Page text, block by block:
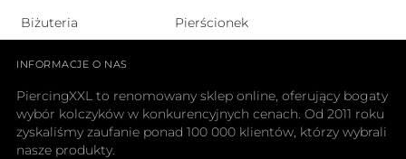
Biżuteria Pierścionek
INFORMACJE O NAS
PiercingXXL to renomowany sklep online, oferujący bogaty
wybór kolczyków w konkurencyjnych cenach. Od 2011 roku
zyskaliśmy zaufanie ponad 100 000 klientów, którzy wybrali
nasze produkty.